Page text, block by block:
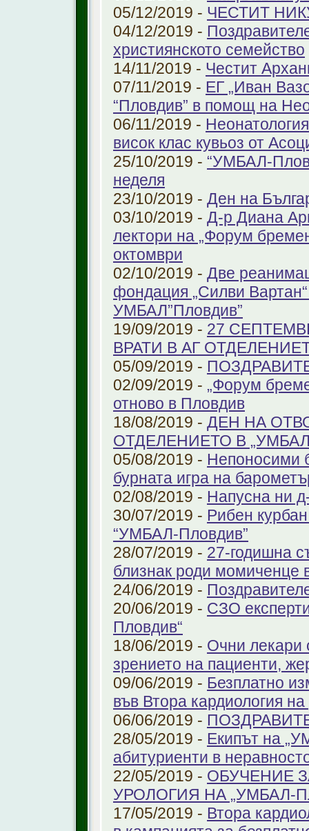
05/12/2019 - ЧЕСТИТ
04/12/2019 -
християнското семейство
14/11/2019 - Честит
07/11/2019 - ЕГ „Иван
“Пловдив” в помощ на
06/11/2019 -
висок клас кувьоз от
25/10/2019 - “УМБАЛ-
неделя
23/10/2019 - Ден на
03/10/2019 - Д-р Диана
лектори на „Форум
октомври
02/10/2019 - Две
фондация „Силви
УМБАЛ”Пловдив”
19/09/2019 - 27
ВРАТИ В АГ
05/09/2019 -
02/09/2019 - „Форум
отново в Пловдив
18/08/2019 - ДЕН НА
ОТДЕЛЕНИЕТО В
05/08/2019 - Непоносими
бурната игра на
02/08/2019 - Напусна ни
30/07/2019 - Рибен
“УМБАЛ-Пловдив”
28/07/2019 - 27-годишна
близнак роди момиченце
24/06/2019 -
20/06/2019 - СЗО
Пловдив“
18/06/2019 - Очни лекари
зрението на пациенти,
09/06/2019 - Безплатно
във Втора кардиология
06/06/2019 -
28/05/2019 - Екипът на
абитуриенти в
22/05/2019 - ОБУЧЕНИЕ
УРОЛОГИЯ НА „УМБАЛ-
17/05/2019 - Втора